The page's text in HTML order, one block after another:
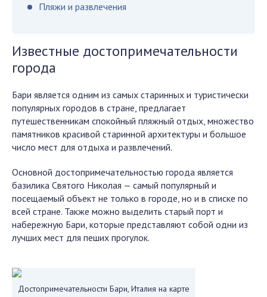
Пляжи и развлечения
Известные достопримечательности
города
Бари является одним из самых старинных и туристически
популярных городов в стране, предлагает
путешественникам спокойный пляжный отдых, множество
памятников красивой старинной архитектуры и большое
число мест для отдыха и развлечений.
Основной достопримечательностью города является
базилика Святого Николая — самый популярный и
посещаемый объект не только в городе, но и в списке по
всей стране. Также можно выделить старый порт и
набережную Бари, которые представляют собой одни из
лучших мест для пеших прогулок.
Достопримечательности Бари, Италия на карте